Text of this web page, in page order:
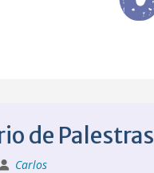
de Palestras
Carlos